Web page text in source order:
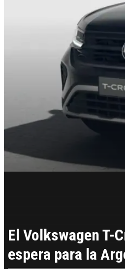
El Volkswagen T-
espera para la